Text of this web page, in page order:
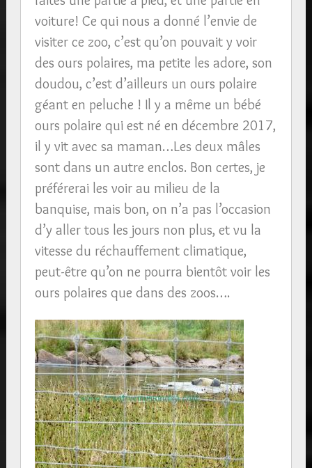
voiture! Ce qui nous a donné l’envie de
visiter ce zoo, c’est qu’on pouvait y voir
des ours polaires, ma petite les adore, son
doudou, c’est d’ailleurs un ours polaire
géant en peluche ! Il y a même un bébé
ours polaire qui est né en décembre 2017,
il y vit avec sa maman…Les deux mâles
sont dans un autre enclos. Bon certes, je
préférerai les voir au milieu de la
banquise, mais bon, on n’a pas l’occasion
d’y aller tous les jours non plus, et vu la
vitesse du réchauffement climatique,
peut-être qu’on ne pourra bientôt voir les
ours polaires que dans des zoos….